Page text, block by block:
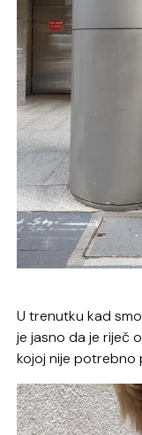
U trenutku kad
je jasno da je riječ
kojoj nije